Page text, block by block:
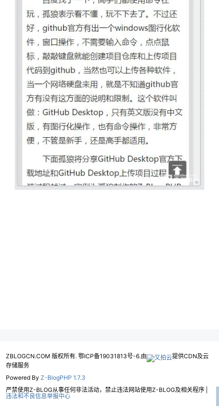
ZBLOGCN.COM 版权所有. 鄂ICP备19031813号-6.由
提供CDN及云
存储服务
Powered By Z-BlogPHP 1.7.3
严禁使用Z-BLOG从事任何非法活动，禁止违法网站使用Z-BLOG及相关程序 |
违法和不良信息举报中心